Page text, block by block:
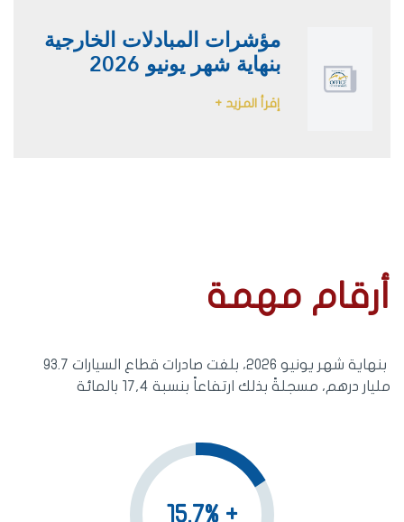
مؤشرات المبادلات الخارجية
بنهاية شهر يونيو 2026
إقرأ المزيد +
أرقام مهمة
بنهاية شهر يونيو 2026، بلغت صادرات قطاع السيارات 93.7
مليار درهم، مسجلةً بذلك ارتفاعاً بنسبة 17,4 بالمائة
+ 15.7%